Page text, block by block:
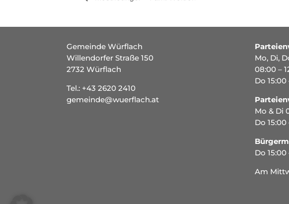
Gemeinde Würflach
Willendorfer Straße 150
2732 Würflach
Tel.: +43 2620 2410
gemeinde@wuerflach.at
Mo, Di,
08:00 –
Do 15:00
Mo & Di
Do 15:00
Do 15:00
Am